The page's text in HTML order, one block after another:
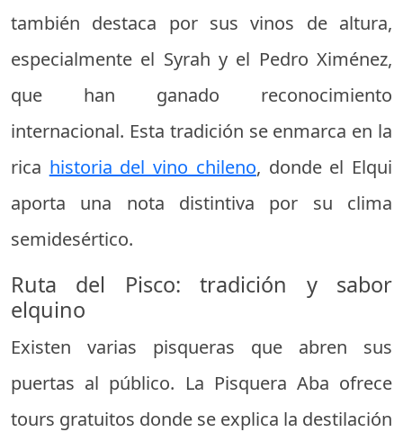
también destaca por sus vinos de altura,
especialmente el Syrah y el Pedro Ximénez,
que han ganado reconocimiento
internacional. Esta tradición se enmarca en la
rica historia del vino chileno, donde el Elqui
aporta una nota distintiva por su clima
semidesértico.
Ruta del Pisco: tradición y sabor
elquino
Existen varias pisqueras que abren sus
puertas al público. La Pisquera Aba ofrece
tours gratuitos donde se explica la destilación